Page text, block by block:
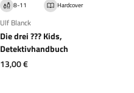
8-11 Hardcover
Ulf Blanck
Die drei ??? Kids,
Detektivhandbuch
Angebot
13,00 €